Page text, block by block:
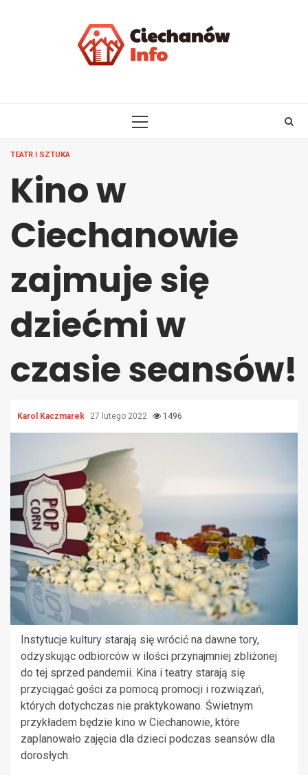
PRIMARY
TEATR I SZTUKA
Kino w
Ciechanowie
zajmuje się
dziećmi w
czasie seansów!
Karol Kaczmarek 27 lutego 2022 1496
Instytucje kultury starają się wrócić na dawne tory,
odzyskując odbiorców w ilości przynajmniej zbliżonej
do tej sprzed pandemii. Kina i teatry starają się
przyciągać gości za pomocą promocji i rozwiązań,
których dotychczas nie praktykowano. Świetnym
przykładem będzie kino w Ciechanowie, które
zaplanowało zajęcia dla dzieci podczas seansów dla
dorosłych.